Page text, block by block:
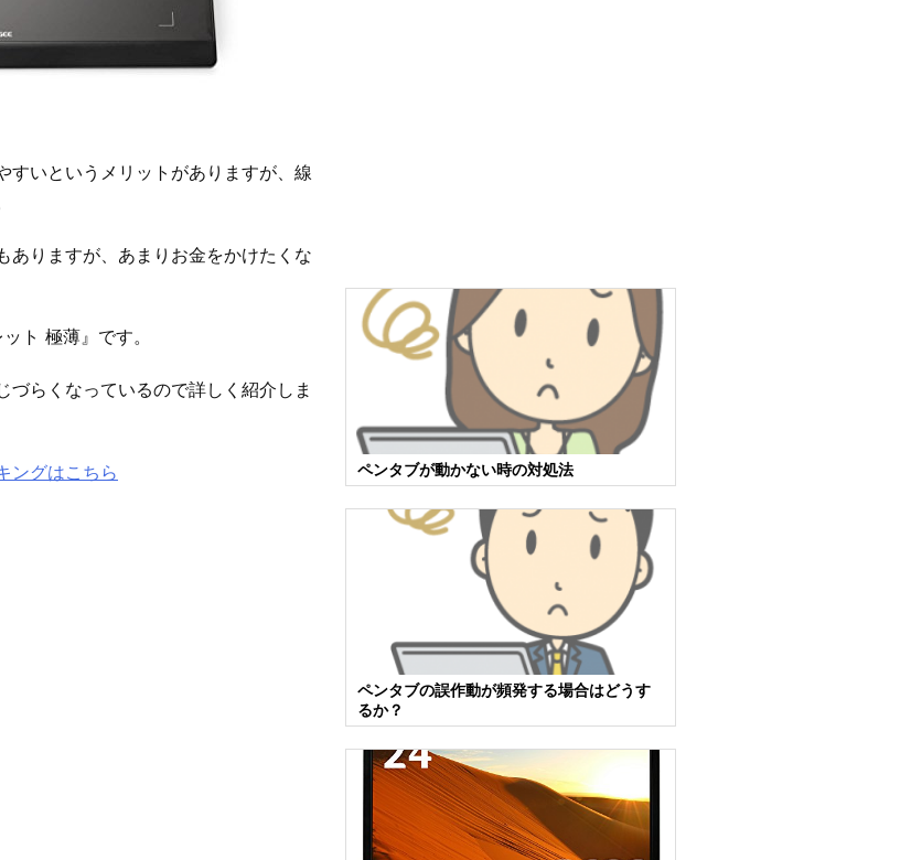
すいというメリットがありますが、線
ありますが、あまりお金をかけたくな
ト 極薄』です。
らくなっているので詳しく紹介しま
ングはこちら ペンタブが動かない時の対処法
ペンタブの誤作動が頻発する場合はどうす
るか？